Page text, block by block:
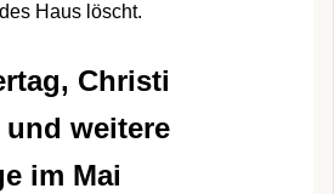
Haus löscht.
Christi
weitere
im Mai